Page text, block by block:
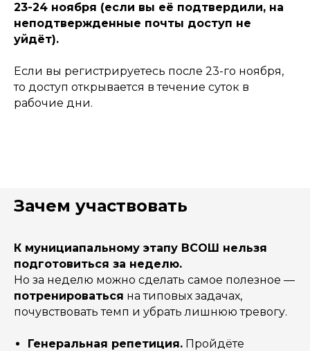
23-24 ноября (если вы её подтвердили, на
неподтвержденные почты доступ не
уйдёт).
Если вы регистрируетесь после 23-го ноября,
то доступ открывается в течение суток в
рабочие дни.
Зачем участвовать
К мунициапальному этапу ВСОШ нельзя
подготовиться за неделю.
Но за неделю можно сделать самое полезное —
потренироваться на типовых задачах,
почувствовать темп и убрать лишнюю тревогу.
Генеральная репетиция. Пройдёте